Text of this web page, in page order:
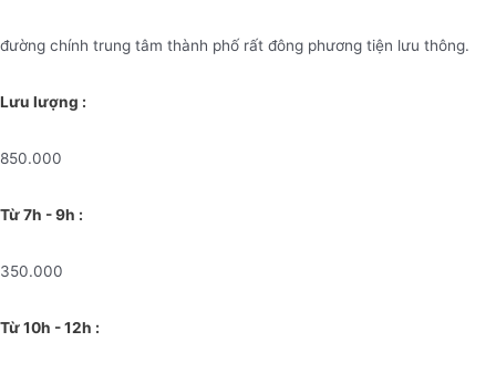
đường chính trung tâm thành phố rất đông phương tiện lưu thông.
Lưu lượng :
850.000
Từ 7h - 9h :
350.000
Từ 10h - 12h :